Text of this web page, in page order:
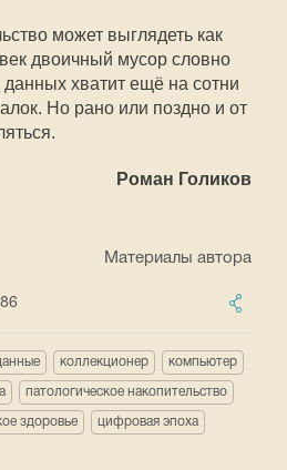
может выглядеть как
двоичный мусор словно
хватит ещё на сотни
Но рано или поздно и от
Роман Голиков
Материалы автора
коллекционер компьютер
патологическое накопительство
здоровье цифровая эпоха